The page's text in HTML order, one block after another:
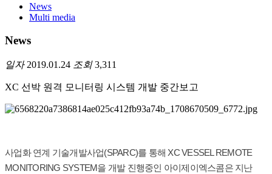
News
Multi media
News
일자2019.01.24 조회3,311
XC 선박 원격 모니터링 시스템 개발 중간보고
사업화 연계 기술개발사업(SPARC)를 통해 XC VESSEL REMOTE
MONITORING SYSTEM을 개발 진행중인 아이제이엑스콤은 지난